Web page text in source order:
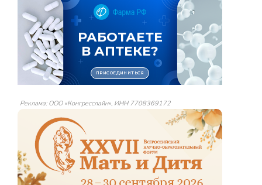
Реклама: ООО «Конгресслайн», ИНН 7708369172